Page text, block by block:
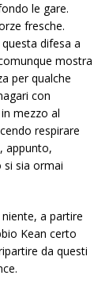
le gare.
fresche.
difesa a
mostra
per qualche
con
mezzo al
respirare
appunto,
si sia ormai
a partire
Kean certo
da questi